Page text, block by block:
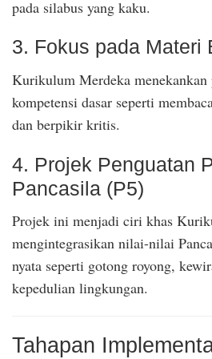
pada silabus yang kaku.
3. Fokus pada Materi
Kurikulum Merdeka menekankan
kompetensi dasar seperti
dan berpikir kritis.
4. Projek Penguatan
Pancasila (P5)
Projek ini menjadi ciri khas
mengintegrasikan nilai-nilai
nyata seperti gotong royong,
kepedulian lingkungan.
Tahapan